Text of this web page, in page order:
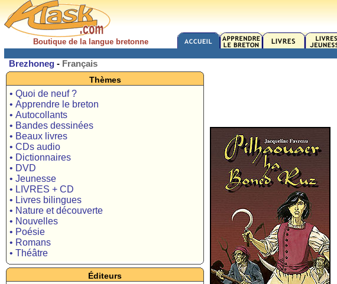
Boutique de la langue bretonne
Brezhoneg - Français
Thèmes
• Quoi de neuf ?
• Apprendre le breton
• Autocollants
• Bandes dessinées
• Beaux livres
• CDs audio
• Dictionnaires
• DVD
• Jeunesse
• LIVRES + CD
• Livres bilingues
• Nature et découverte
• Nouvelles
• Poésie
• Romans
• Théâtre
Éditeurs